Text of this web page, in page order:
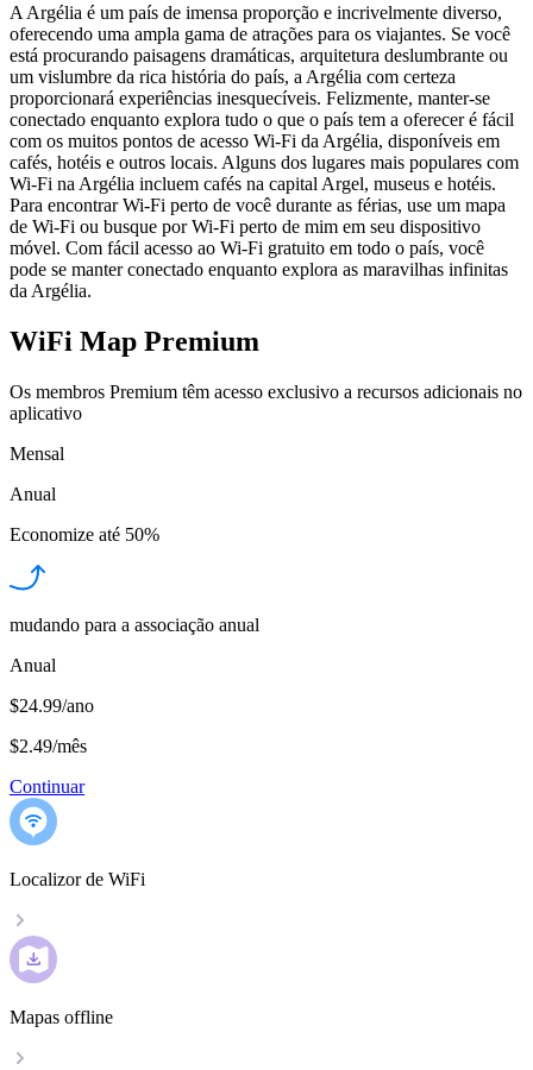
A Argélia é um país de imensa proporção e incrivelmente diverso,
oferecendo uma ampla gama de atrações para os viajantes. Se você
está procurando paisagens dramáticas, arquitetura deslumbrante ou
um vislumbre da rica história do país, a Argélia com certeza
proporcionará experiências inesquecíveis. Felizmente, manter-se
conectado enquanto explora tudo o que o país tem a oferecer é fácil
com os muitos pontos de acesso Wi-Fi da Argélia, disponíveis em
cafés, hotéis e outros locais. Alguns dos lugares mais populares com
Wi-Fi na Argélia incluem cafés na capital Argel, museus e hotéis.
Para encontrar Wi-Fi perto de você durante as férias, use um mapa
de Wi-Fi ou busque por Wi-Fi perto de mim em seu dispositivo
móvel. Com fácil acesso ao Wi-Fi gratuito em todo o país, você
pode se manter conectado enquanto explora as maravilhas infinitas
da Argélia.
WiFi Map Premium
Os membros Premium têm acesso exclusivo a recursos adicionais no
aplicativo
Mensal
Anual
Economize até 50%
mudando para a associação anual
Anual
$24.99/ano
$2.49/mês
Continuar
Localizor de WiFi
Mapas offline